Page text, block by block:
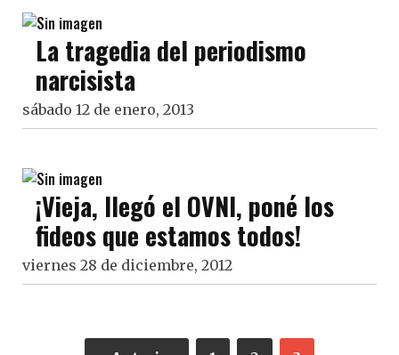
La tragedia del periodismo
narcisista
sábado 12 de enero, 2013
¡Vieja, llegó el OVNI, poné los
fideos que estamos todos!
viernes 28 de diciembre, 2012